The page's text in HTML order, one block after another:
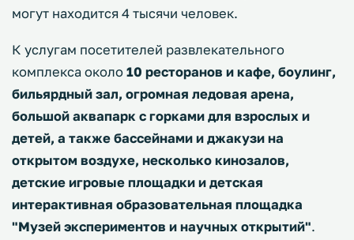
могут находится 4 тысячи человек.
К услугам посетителей развлекательного
комплекса около 10 ресторанов и кафе, боулинг,
бильярдный зал, огромная ледовая арена,
большой аквапарк с горками для взрослых и
детей, а также бассейнами и джакузи на
открытом воздухе, несколько кинозалов,
детские игровые площадки и детская
интерактивная образовательная площадка
"Музей экспериментов и научных открытий".